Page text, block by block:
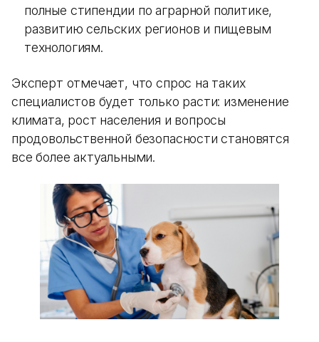
полные стипендии по аграрной политике,
развитию сельских регионов и пищевым
технологиям.
Эксперт отмечает, что спрос на таких
специалистов будет только расти: изменение
климата, рост населения и вопросы
продовольственной безопасности становятся
все более актуальными.